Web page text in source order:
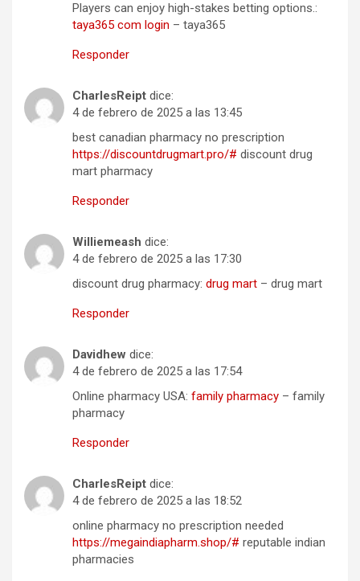
Players can enjoy high-stakes betting options.:
taya365 com login – taya365
Responder
CharlesReipt dice:
4 de febrero de 2025 a las 13:45
best canadian pharmacy no prescription
https://discountdrugmart.pro/# discount drug
mart pharmacy
Responder
Williemeash dice:
4 de febrero de 2025 a las 17:30
discount drug pharmacy: drug mart – drug mart
Responder
Davidhew dice:
4 de febrero de 2025 a las 17:54
Online pharmacy USA: family pharmacy – family
pharmacy
Responder
CharlesReipt dice:
4 de febrero de 2025 a las 18:52
online pharmacy no prescription needed
https://megaindiapharm.shop/# reputable indian
pharmacies